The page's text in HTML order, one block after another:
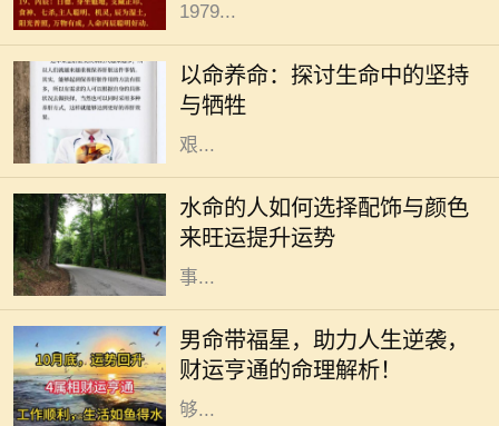
1979...
以命养命：探讨生命中的坚持
与牺牲
在我们生活的每一天，“以命养命”这
个词汇时常萦绕在心头。然而，它的
深入含义并不只是字面上的理解，而
是包涵了我们在生活中所要面对的
艰...
水命的人如何选择配饰与颜色
来旺运提升运势
在中国传统命理中，水命的人通常具
有聪明机智、适应力强的个性特征。
不过，适当的配饰和颜色能进一步增
强水命人的运势，帮助他们在生活和
事...
男命带福星，助力人生逆袭，
财运亨通的命理解析！
在传统的命理学说中，男命带福星被
认为是一种吉祥的命格，这种命格的
人往往能够在生活中享受到许多意想
不到的好运和福气。福星是指那些能
够...